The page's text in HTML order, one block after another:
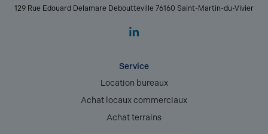
129 Rue Edouard Delamare Deboutteville 76160 Saint-Martin-du-Vivier
Service
Location bureaux
Achat locaux commerciaux
Achat terrains